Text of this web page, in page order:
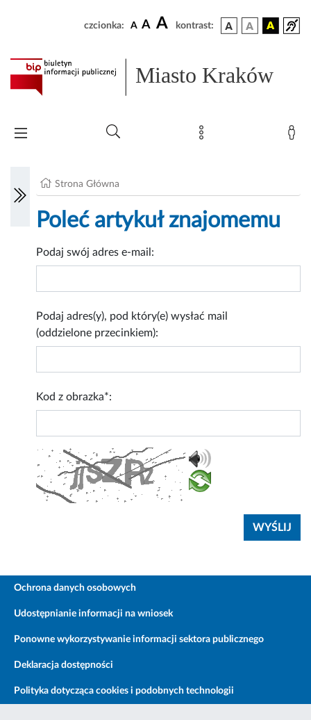
czcionka: A A A kontrast:
Miasto Kraków
Strona Główna
Poleć artykuł znajomemu
Podaj swój adres e-mail:
Podaj adres(y), pod który(e) wysłać mail
(oddzielone przecinkiem):
Kod z obrazka*:
Ochrona danych osobowych
Udostępnianie informacji na wniosek
Ponowne wykorzystywanie informacji sektora publicznego
Deklaracja dostępności
Polityka dotycząca cookies i podobnych technologii